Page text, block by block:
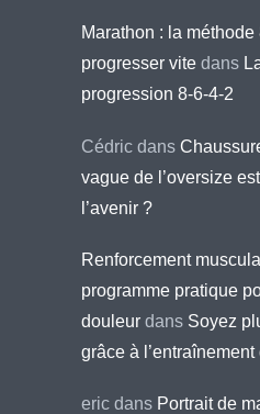
Marathon : la
progresser vite dans
progression 8-6-4-2
Cédric dans
vague de l’oversize
l’avenir ?
Renforcement
programme pratique
douleur dans Soyez
grâce à
eric dans Portrait de